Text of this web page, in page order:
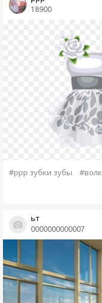
18900
#ррр зубки зубы #волк
0000000000007
ьт